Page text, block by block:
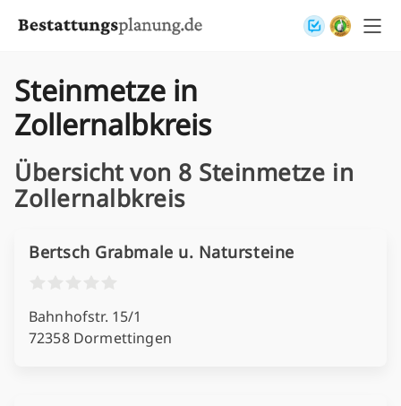
Steinmetze in
Zollernalbkreis
Übersicht von 8 Steinmetze in
Zollernalbkreis
Bertsch Grabmale u. Natursteine
Bahnhofstr. 15/1
72358 Dormettingen